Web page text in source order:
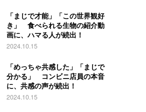
「まじで才能」「この世界観好
き」 食べられる生物の紹介動
画に、ハマる人が続出！
2024.10.15
「めっちゃ共感した」「まじで
分かる」 コンビニ店員の本音
に、共感の声が続出！
2024.10.15